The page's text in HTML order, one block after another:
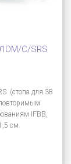
C/SRS
(стопа для 38
IFBB,
см.